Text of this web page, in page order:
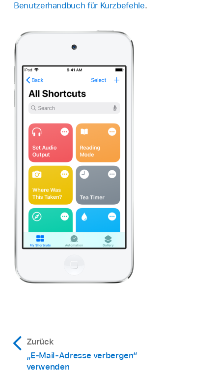
Benutzerhandbuch für Kurzbefehle.
Zurück
„E-Mail-Adresse verbergen“
verwenden